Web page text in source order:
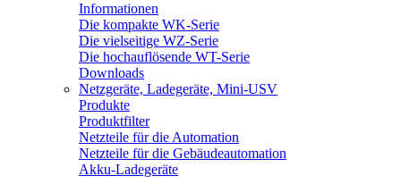
Informationen
Die kompakte WK-Serie
Die vielseitige WZ-Serie
Die hochauflösende WT-Serie
Downloads
Netzgeräte, Ladegeräte, Mini-USV
Produkte
Produktfilter
Netzteile für die Automation
Netzteile für die Gebäudeautomation
Akku-Ladegeräte